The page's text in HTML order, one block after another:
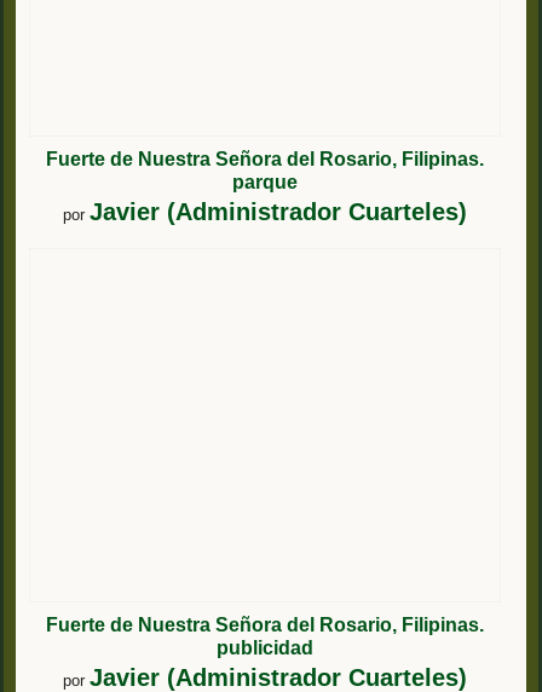
Fuerte de Nuestra Señora del Rosario, Filipinas.
parque
por Javier (Administrador Cuarteles)
Fuerte de Nuestra Señora del Rosario, Filipinas.
publicidad
por Javier (Administrador Cuarteles)